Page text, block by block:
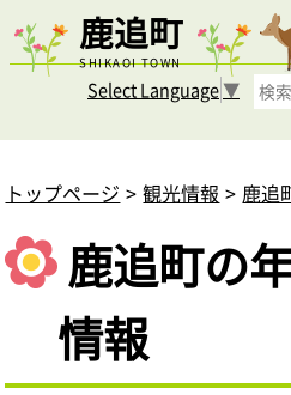
鹿追町
SHIKAOI TOWN
Select Language▼
トップページ 観光情報 鹿追
鹿追町の
情報